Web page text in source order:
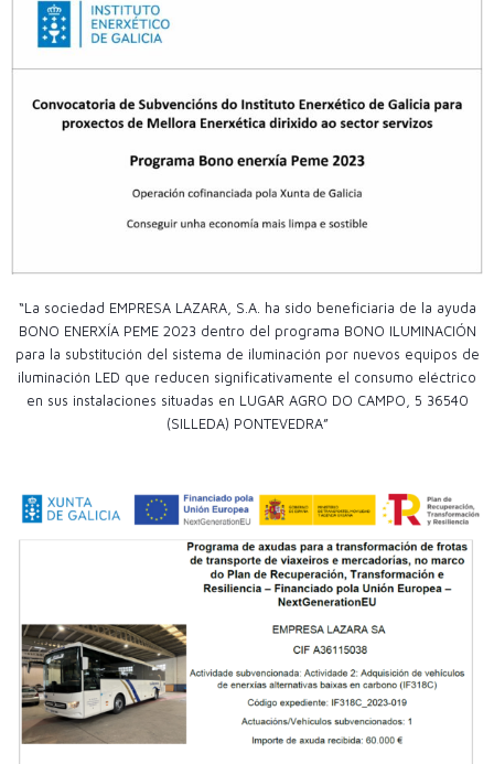
“La sociedad EMPRESA LAZARA, S.A. ha sido beneficiaria de la ayuda
BONO ENERXÍA PEME 2023 dentro del programa BONO ILUMINACIÓN
para la substitución del sistema de iluminación por nuevos equipos de
iluminación LED que reducen significativamente el consumo eléctrico
en sus instalaciones situadas en LUGAR AGRO DO CAMPO, 5 36540
(SILLEDA) PONTEVEDRA”